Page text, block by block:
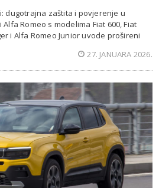
dugotrajna zaštita i povjerenje u
Romeo s modelima Fiat 600, Fiat
i Alfa Romeo Junior uvode prošireni
27. JANUARA 2026.